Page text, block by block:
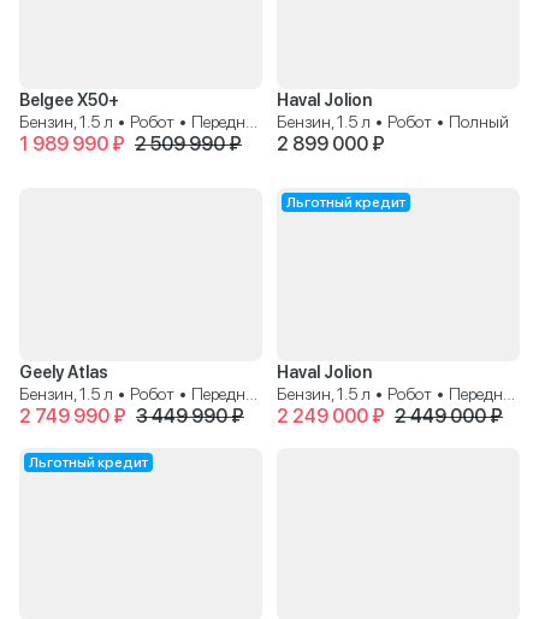
Belgee X50+
1 989 990 ₽ 2 509 990 ₽
Haval Jolion
Бензин, 1.5 л • Робот • Полный
2 899 000 ₽
Geely Atlas
2 749 990 ₽ 3 449 990 ₽
Льготный кредит
Haval Jolion
2 249 000 ₽ 2 449 000 ₽
Льготный кредит